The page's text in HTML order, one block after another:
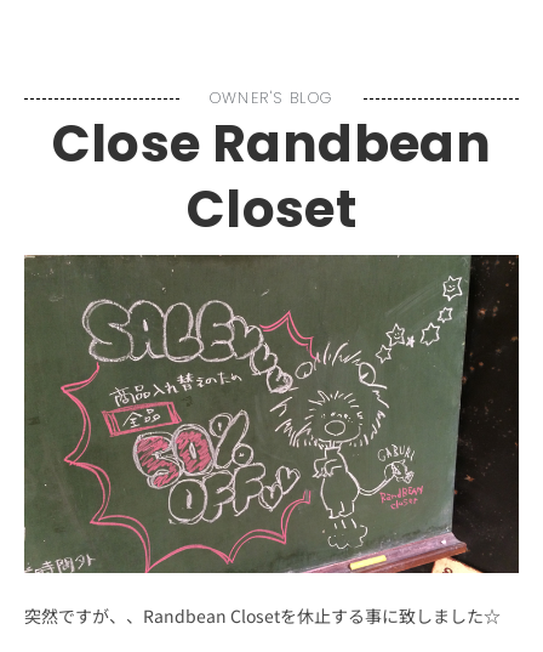
OWNER'S BLOG
Close Randbean
Closet
突然ですが、、Randbean Closetを休止する事に致しました☆